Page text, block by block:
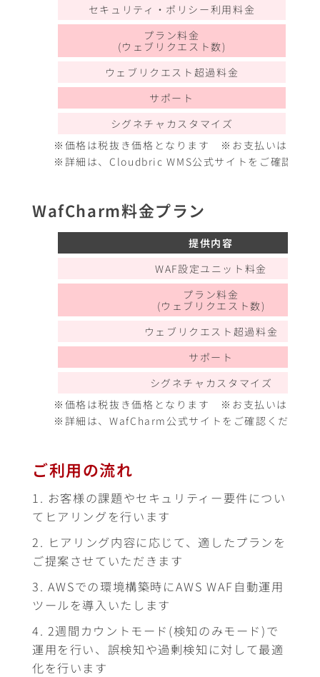
セキュリティ・ポリシー利用料金
プラン料金
(ウェブリクエスト数)
ウェブリクエスト超過料金
サポート
シグネチャカスタマイズ
※価格は税抜き価格となります ※お支払いは弊社
※詳細は、Cloudbric WMS公式サイトをご確認
WafCharm料金プラン
提供内容
WAF設定ユニット料⾦
プラン料金
(ウェブリクエスト数)
ウェブリクエスト超過料金
サポート
シグネチャカスタマイズ
※価格は税抜き価格となります ※お支払いは弊社
※詳細は、WafCharm公式サイトをご確認くだ
ご利用の流れ
お客様の課題やセキュリティー要件につい
てヒアリングを行います
ヒアリング内容に応じて、適したプランを
ご提案させていただきます
AWSでの環境構築時にAWS WAF自動運用
ツールを導入いたします
2週間カウントモード(検知のみモード)で
運用を行い、誤検知や過剰検知に対して最適
化を行います